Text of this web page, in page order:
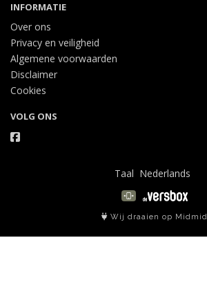
INFORMATIE
Over ons
Privacy en veiligheid
Algemene voorwaarden
Disclaimer
Cookies
VOLG ONS
Taal
Wij draaien op Midmid